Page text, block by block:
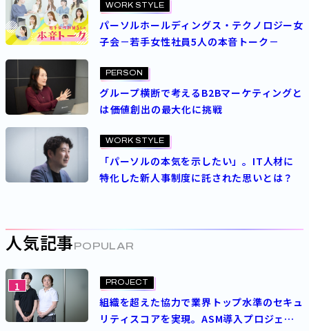
WORK STYLE
パーソルホールディングス・テクノロジー女
子会－若手女性社員5人の本音トーク－
PERSON
グループ横断で考えるB2Bマーケティングと
は――価値創出の最大化に挑戦
WORK STYLE
「パーソルの本気を示したい」。IT人材に
特化した新人事制度に託された思いとは？
人気記事 POPULAR
1 PROJECT
組織を超えた協力で業界トップ水準のセキュ
リティスコアを実現。ASM導入プロジェク